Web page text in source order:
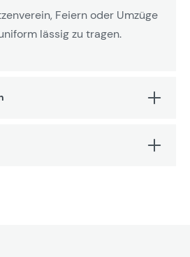
Feiern oder Umzüge
lässig zu tragen.